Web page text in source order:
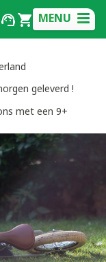
MENU
geleverd !
met een 9+